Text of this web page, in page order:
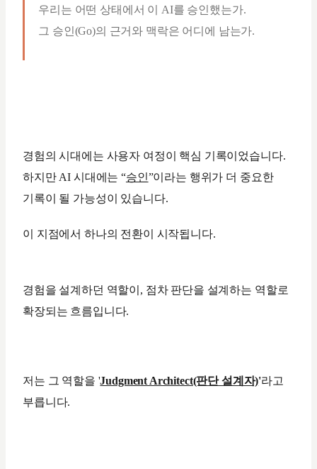
우리는 어떤 상태에서 이 AI를 승인했는가.
그 승인(Go)의 근거와 맥락은 어디에 남는가.
경험의 시대에는 사용자 여정이 핵심 기록이었습니다.
하지만 AI 시대에는 “승인”이라는 행위가 더 중요한
기록이 될 가능성이 있습니다.
이 지점에서 하나의 전환이 시작됩니다.
경험을 설계하던 역할이, 점차 판단을 설계하는 역할로
확장되는 흐름입니다.
저는 그 역할을 'Judgment Architect(판단 설계자)'라고
부릅니다.